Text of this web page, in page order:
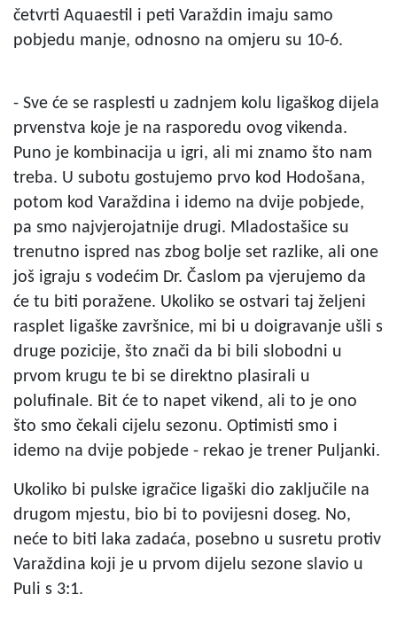
četvrti Aquaestil i peti Varaždin imaju samo
pobjedu manje, odnosno na omjeru su 10-6.
- Sve će se rasplesti u zadnjem kolu ligaškog dijela
prvenstva koje je na rasporedu ovog vikenda.
Puno je kombinacija u igri, ali mi znamo što nam
treba. U subotu gostujemo prvo kod Hodošana,
potom kod Varaždina i idemo na dvije pobjede,
pa smo najvjerojatnije drugi. Mladostašice su
trenutno ispred nas zbog bolje set razlike, ali one
još igraju s vodećim Dr. Časlom pa vjerujemo da
će tu biti poražene. Ukoliko se ostvari taj željeni
rasplet ligaške završnice, mi bi u doigravanje ušli s
druge pozicije, što znači da bi bili slobodni u
prvom krugu te bi se direktno plasirali u
polufinale. Bit će to napet vikend, ali to je ono
što smo čekali cijelu sezonu. Optimisti smo i
idemo na dvije pobjede - rekao je trener Puljanki.
Ukoliko bi pulske igračice ligaški dio zaključile na
drugom mjestu, bio bi to povijesni doseg. No,
neće to biti laka zadaća, posebno u susretu protiv
Varaždina koji je u prvom dijelu sezone slavio u
Puli s 3:1.